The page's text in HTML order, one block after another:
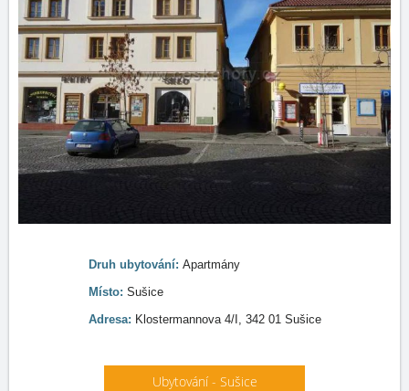
Druh ubytování: Apartmány
Místo: Sušice
Adresa: Klostermannova 4/I, 342 01 Sušice
Ubytování - Sušice